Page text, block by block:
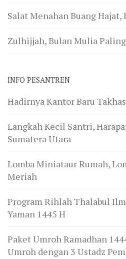
Salat Menahan Buang Hajat,
Zulhijjah, Bulan Mulia
INFO PESANTREN
Hadirnya Kantor Baru
Langkah Kecil Santri,
Sumatera Utara
Lomba Miniataur Rumah,
Meriah
Program Rihlah Thalabul
Yaman 1445 H
Paket Umroh Ramadhan
Umroh dengan 3 Ustadz